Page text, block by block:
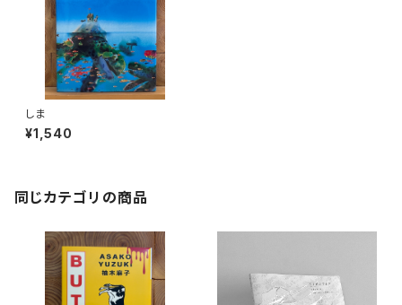
しま
¥1,540
同じカテゴリの商品